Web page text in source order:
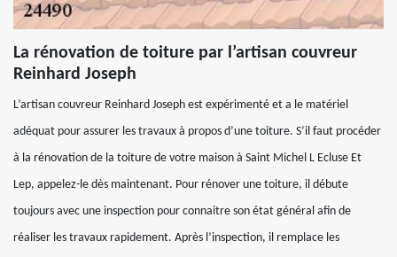
La rénovation de toiture par l’artisan couvreur
Reinhard Joseph
L’artisan couvreur Reinhard Joseph est expérimenté et a le matériel
adéquat pour assurer les travaux à propos d’une toiture. S’il faut procéder
à la rénovation de la toiture de votre maison à Saint Michel L Ecluse Et
Lep, appelez-le dès maintenant. Pour rénover une toiture, il débute
toujours avec une inspection pour connaitre son état général afin de
réaliser les travaux rapidement. Après l’inspection, il remplace les